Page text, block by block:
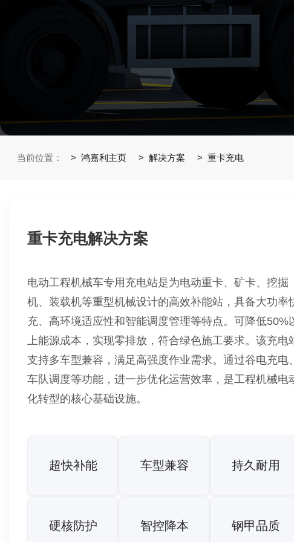
当前位置： 鸿嘉利主页 解决方案 重卡充电
重卡充电解决方案
电动工程机械车专用充电站是为电动重卡、矿卡、挖掘
机、装载机等重型机械设计的高效补能站，具备大功率
充、高环境适应性和智能调度管理等特点。可降低50%
上能源成本，实现零排放，符合绿色施工要求。该充电
支持多车型兼容，满足高强度作业需求。通过谷电充电、
车队调度等功能，进一步优化运营效率，是工程机械电
化转型的核心基础设施。
超快补能 车型兼容 持久耐用
硬核防护 智控降本 钢甲品质